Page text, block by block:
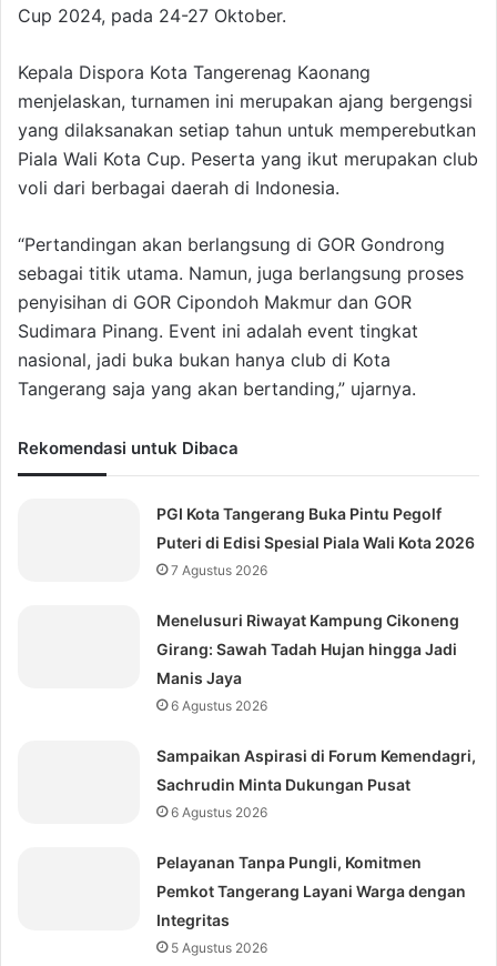
Cup 2024, pada 24-27 Oktober.
Kepala Dispora Kota Tangerenag Kaonang
menjelaskan, turnamen ini merupakan ajang bergengsi
yang dilaksanakan setiap tahun untuk memperebutkan
Piala Wali Kota Cup. Peserta yang ikut merupakan club
voli dari berbagai daerah di Indonesia.
“Pertandingan akan berlangsung di GOR Gondrong
sebagai titik utama. Namun, juga berlangsung proses
penyisihan di GOR Cipondoh Makmur dan GOR
Sudimara Pinang. Event ini adalah event tingkat
nasional, jadi buka bukan hanya club di Kota
Tangerang saja yang akan bertanding,” ujarnya.
Rekomendasi untuk Dibaca
PGI Kota Tangerang Buka Pintu Pegolf
Puteri di Edisi Spesial Piala Wali Kota 2026
7 Agustus 2026
Menelusuri Riwayat Kampung Cikoneng
Girang: Sawah Tadah Hujan hingga Jadi
Manis Jaya
6 Agustus 2026
Sampaikan Aspirasi di Forum Kemendagri,
Sachrudin Minta Dukungan Pusat
6 Agustus 2026
Pelayanan Tanpa Pungli, Komitmen
Pemkot Tangerang Layani Warga dengan
Integritas
5 Agustus 2026